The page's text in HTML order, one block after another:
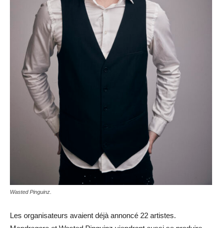
Wasted Pinguinz.
Les organisateurs avaient déjà annoncé 22 artistes.